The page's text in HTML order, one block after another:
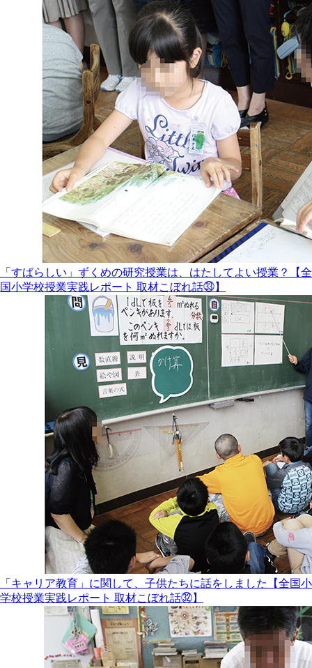
「すばらしい」ずくめの研究授業は、はたしてよい授業？【全
国小学校授業実践レポート 取材こぼれ話㉝】
「キャリア教育」に関して、子供たちに話をしました【全国小
学校授業実践レポート 取材こぼれ話㉜】